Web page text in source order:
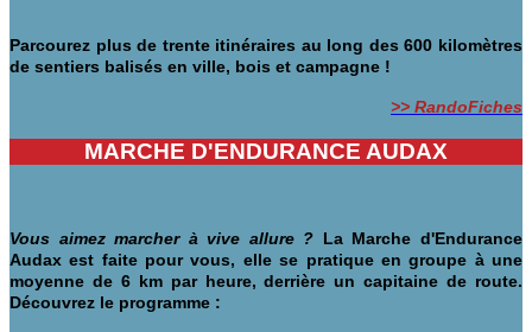
Parcourez plus de trente itinéraires au long des 600 kilomètres
de sentiers balisés en ville, bois et campagne !
>> RandoFiches
MARCHE D'ENDURANCE AUDAX
Vous aimez marcher à vive allure ? La Marche d'Endurance
Audax est faite pour vous, elle se pratique en groupe à une
moyenne de 6 km par heure, derrière un capitaine de route.
Découvrez le programme :